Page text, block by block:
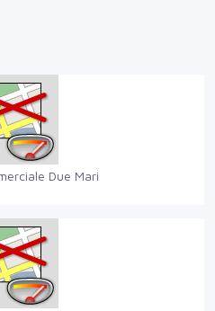
Due Mari